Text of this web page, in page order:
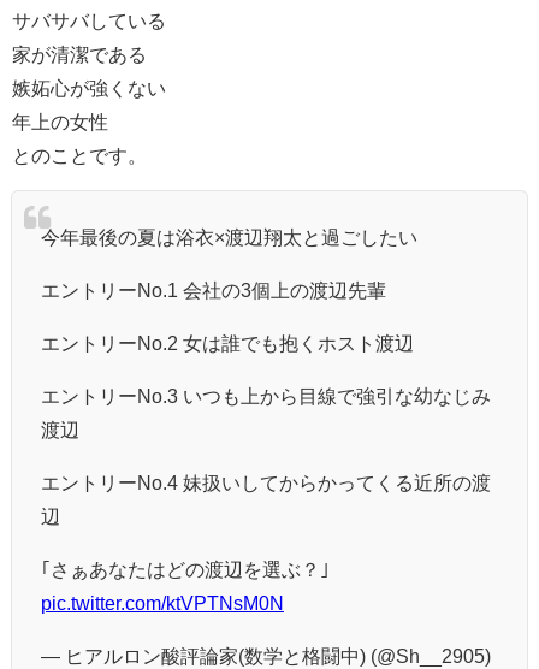
サバサバしている
家が清潔である
嫉妬心が強くない
年上の女性
とのことです。
今年最後の夏は浴衣×渡辺翔太と過ごしたい
エントリーNo.1 会社の3個上の渡辺先輩
エントリーNo.2 女は誰でも抱くホスト渡辺
エントリーNo.3 いつも上から目線で強引な幼なじみ
渡辺
エントリーNo.4 妹扱いしてからかってくる近所の渡
辺
｢さぁあなたはどの渡辺を選ぶ？｣
pic.twitter.com/ktVPTNsM0N
— ヒアルロン酸評論家(数学と格闘中) (@Sh__2905)